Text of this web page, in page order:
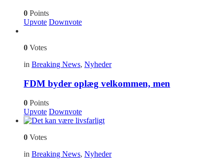
0 Points
Upvote Downvote
0 Votes
in Breaking News, Nyheder
FDM byder oplæg velkommen, men
0 Points
Upvote Downvote
0 Votes
in Breaking News, Nyheder